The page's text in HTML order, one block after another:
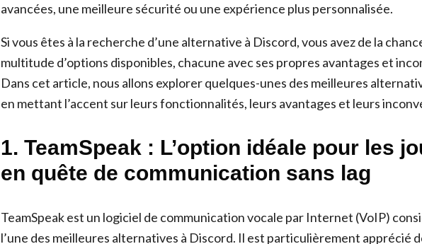
avancées, une meilleure sécurité ou une expérience plus personnalisée.
Si vous êtes à la recherche d’une alternative à Discord, vous avez de la
multitude d’options disponibles, chacune avec ses propres avantages et
Dans cet article, nous allons explorer quelques-unes des meilleures
en mettant l’accent sur leurs fonctionnalités, leurs avantages et leurs
1. TeamSpeak : L’option idéale pour les
en quête de communication sans lag
TeamSpeak est un logiciel de communication vocale par Internet (VoIP)
l’une des meilleures alternatives à Discord. Il est particulièrement apprécié